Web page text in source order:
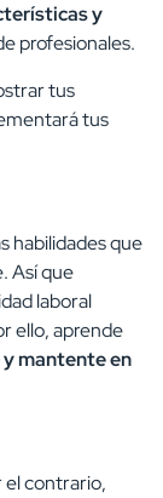
y
profesionales.
tus
tus
habilidades que
Así que
laboral
ello, aprende
mantente en
el contrario,